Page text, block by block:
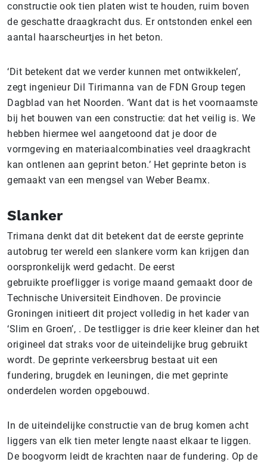
constructie ook tien platen wist te houden, ruim boven
de geschatte draagkracht dus. Er ontstonden enkel een
aantal haarscheurtjes in het beton.
‘Dit betekent dat we verder kunnen met ontwikkelen’,
zegt ingenieur Dil Tirimanna van de FDN Group tegen
Dagblad van het Noorden. ‘Want dat is het voornaamste
bij het bouwen van een constructie: dat het veilig is. We
hebben hiermee wel aangetoond dat je door de
vormgeving en materiaalcombinaties veel draagkracht
kan ontlenen aan geprint beton.’ Het geprinte beton is
gemaakt van een mengsel van Weber Beamx.
Slanker
Trimana denkt dat dit betekent dat de eerste geprinte
autobrug ter wereld een slankere vorm kan krijgen dan
oorspronkelijk werd gedacht. De eerst
gebruikte proefligger is vorige maand gemaakt door de
Technische Universiteit Eindhoven. De provincie
Groningen initieert dit project volledig in het kader van
‘Slim en Groen’, . De testligger is drie keer kleiner dan het
origineel dat straks voor de uiteindelijke brug gebruikt
wordt. De geprinte verkeersbrug bestaat uit een
fundering, brugdek en leuningen, die met geprinte
onderdelen worden opgebouwd.
In de uiteindelijke constructie van de brug komen acht
liggers van elk tien meter lengte naast elkaar te liggen.
De boogvorm leidt de krachten naar de fundering. Op de